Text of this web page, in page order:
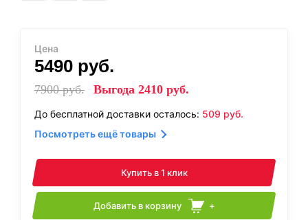
Цена
5490 руб.
7900руб. Выгода 2410 руб.
До бесплатной доставки осталось: 509 руб.
Посмотреть ещё товары
Купить в 1 клик
Добавить в корзину +